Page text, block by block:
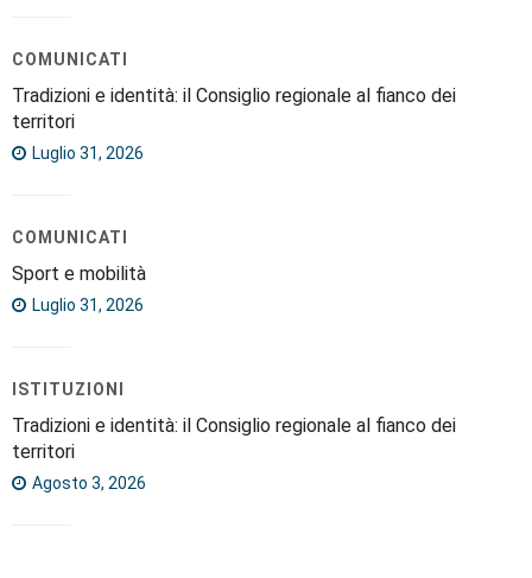
COMUNICATI
Tradizioni e identità: il Consiglio regionale al fianco dei
territori
Luglio 31, 2026
COMUNICATI
Sport e mobilità
Luglio 31, 2026
ISTITUZIONI
Tradizioni e identità: il Consiglio regionale al fianco dei
territori
Agosto 3, 2026